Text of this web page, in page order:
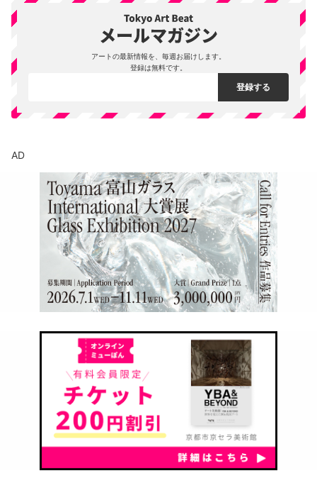
アートの最新情報を、毎週お届けします。
登録は無料です。
AD